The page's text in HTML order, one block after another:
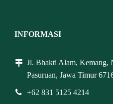
INFORMASI
Jl. Bhakti Alam, Kemang,
Pasuruan, Jawa Timur
+62 831 5125 4214